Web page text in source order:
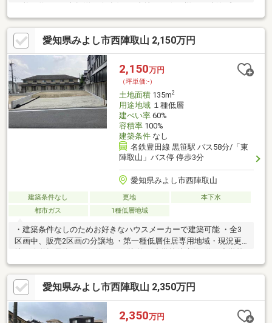
可能な約264平米超(約79坪超)のお土地です☆・様々な建築プラン
が検討可能な土地整形地です!・交通量が少なめで、小さなお子様
がいるご家庭でも安心・安全な住環境です◎・小学校が徒歩10分
圏内にあり、通学に便利な立地です！■■■【立地・周辺環境】
■■■・緑丘小学校 徒歩約7分・北中学校 徒歩約15分・クスリのア
オキ三好丘店 徒歩約11分・ファミリーマート豊田白山町店 徒歩約
20分■■■【ご相談】■■■ご来店・ご案内可能です！お気軽にご連
絡下さい♪
愛知県みよし市西陣取山 2,150万円
2,150万円
（坪単価:-）
土地面積135m2
用途地域１種低層
建ぺい率60%
容積率100%
建築条件なし
名鉄豊田線 黒笹駅 バス58分/「東
陣取山」バス停 停歩3分
愛知県みよし市西陣取山
建築条件なし 更地
本下水
都市ガス
1種低層地域
・建築条件なしのためお好きなハウスメーカーで建築可能 ・全3
区画中、販売2区画の分譲地 ・第一種低層住居専用地域・現況更
徒歩約11分 ・コンビニ徒歩約6分、アイ・モール三好徒歩約14分
で生活利便施設有・確定測量実施済み（令和7年2月）【土地探し
相談会実施中！】「理想の家を建てたいけれど、土地がまだ見つ
からない・・・」そんなお悩みにも「土地の探し方」からご案内
いたします！詳細は「イベント情報」欄をご覧ください！
愛知県みよし市西陣取山 2,350万円
2,350万円